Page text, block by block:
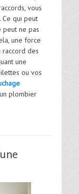
vous
qui peut
peut ne pas
une force
des
une
ou vos
plombier